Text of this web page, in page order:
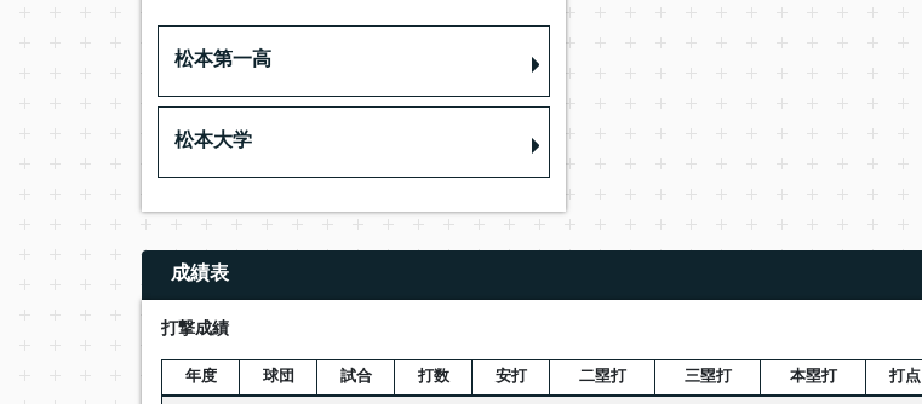
松本第一高
松本大学
成績表
打撃成績
年度 球団 試合 打数 安打 二塁打 三塁打 本塁打 打点